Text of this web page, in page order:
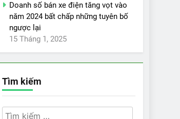
Doanh số bán xe điện tăng vọt vào
năm 2024 bất chấp những tuyên bố
ngược lại
15 Tháng 1, 2025
Tìm kiếm
Tìm